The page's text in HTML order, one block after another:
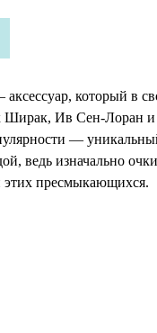
который в
Ив Сен-Лоран и
—
ведь изначально очки
этих пресмыкающихся.